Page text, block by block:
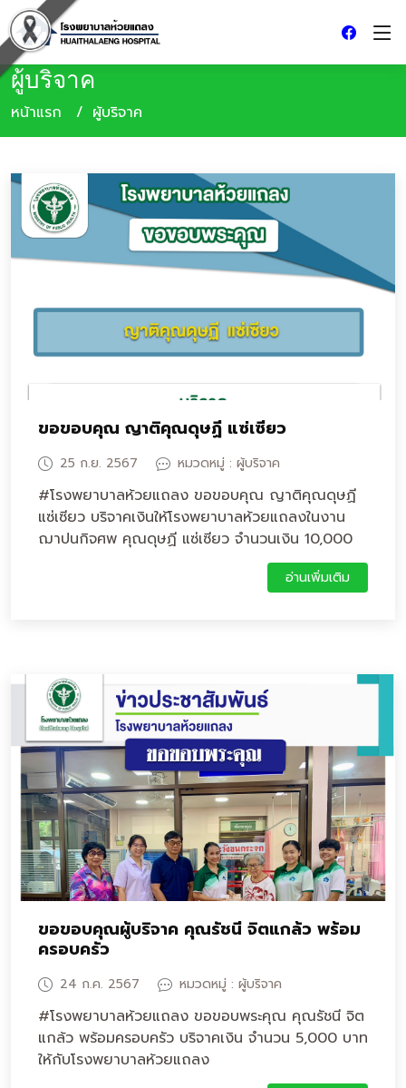
ผู้บริจาค
หน้าแรก ผู้บริจาค
ขอขอบคุณ ญาติคุณดุษฏี แซ่เซียว
25 ก.ย. 2567 หมวดหมู่ : ผู้บริจาค
#โรงพยาบาลห้วยแถลง ขอขอบคุณ ญาติคุณดุษฏี
แซ่เซียว บริจาคเงินให้โรงพยาบาลห้วยแถลงในงาน
ฌาปนกิจศพ คุณดุษฏี แซ่เซียว จำนวนเงิน 10,000
อ่านเพิ่มเติม
ขอขอบคุณผู้บริจาค คุณรัชนี จิตแกล้ว พร้อม
ครอบครัว
24 ก.ค. 2567 หมวดหมู่ : ผู้บริจาค
#โรงพยาบาลห้วยแถลง ขอขอบพระคุณ คุณรัชนี จิต
แกล้ว พร้อมครอบครัว บริจาคเงิน จำนวน 5,000 บาท
ให้กับโรงพยาบาลห้วยแถลง